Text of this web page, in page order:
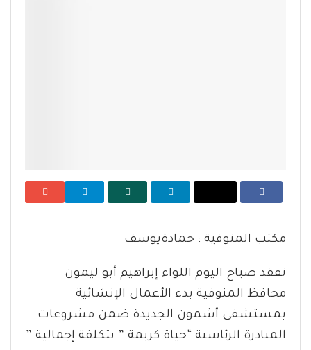
مكتب المنوفية : حمادةيوسف
تفقد صباح اليوم اللواء إبراهيم أبو ليمون
محافظ المنوفية بدء الأعمال الإنشائية
بمستشفى أشمون الجديدة ضمن مشروعات
المبادرة الرئاسية “حياة كريمة ” بتكلفة إجمالية ”